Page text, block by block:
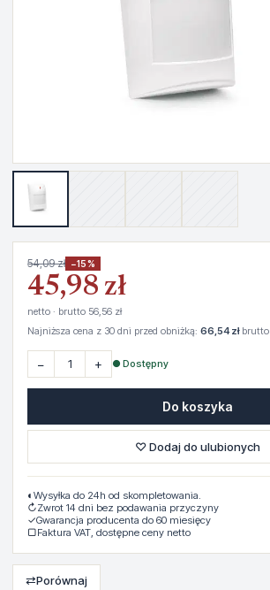
54,09 zł −15%
45,98 zł
netto · brutto 56,56 zł
Najniższa cena z 30 dni przed obniżką: 66,54 złbrutto
− + ● Dostępny
Do koszyka
♡ Dodaj do ulubionych
◐ Wysyłka do 24h od skompletowania.
↻Zwrot 14 dni bez podawania przyczyny
✓Gwarancja producenta do 60 miesięcy
▢Faktura VAT, dostępne ceny netto
⇄Porównaj